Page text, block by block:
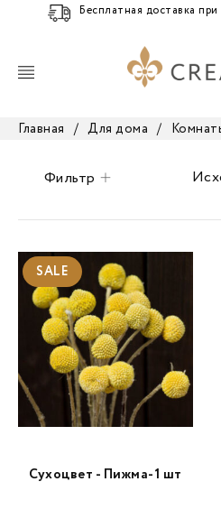
Бесплатная доставка
Главная / Для дома /
Фильтр
SALE
Сухоцвет - Пижма-1 шт